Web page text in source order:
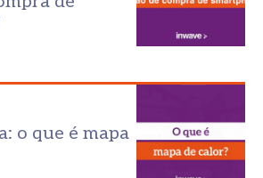
o que é mapa